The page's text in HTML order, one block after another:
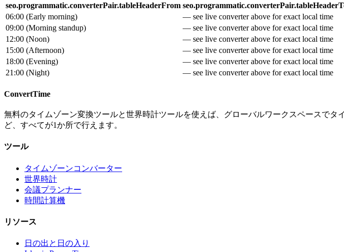
seo.programmatic.converterPair.tableHeaderFrom
06:00 (Early morning)
— see live converter above for exact local time
09:00 (Morning standup)
— see live converter above for exact local time
12:00 (Noon)
— see live converter above for exact local time
15:00 (Afternoon)
— see live converter above for exact local time
18:00 (Evening)
— see live converter above for exact local time
21:00 (Night) — see live converter above for exact local time
ConvertTime
無料のタイムゾーン変換ツールと世界時計ツールを使えば、グローバルワークスペースで
ど、すべてが1か所で行えます。
ツール
タイムゾーンコンバーター
世界時計
会議プランナー
時間計算機
リソース
日の出と日の入り